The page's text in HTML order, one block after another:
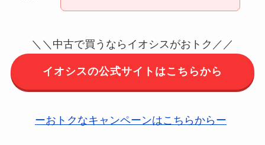
＼＼中古で買うならイオシスがおトク／／
イオシスの公式サイトはこちらから
ーおトクなキャンペーンはこちらからー